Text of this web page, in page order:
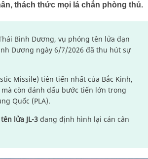
thách thức mọi lá chắn phòng thủ.
Bình Dương, vụ phóng tên lửa đạn
Dương ngày 6/7/2026 đã thu hút sự
Missile) tiên tiến nhất của Bắc Kinh,
còn đánh dấu bước tiến lớn trong
Quốc (PLA).
tên lửa JL-3 đang định hình lại cán cân